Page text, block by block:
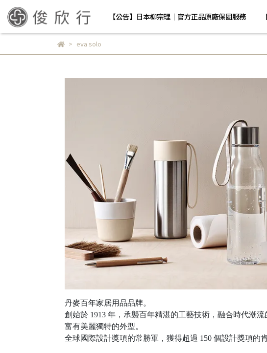
【公告】日本柳宗理｜官方正品原廠保固服務
eva solo
丹麥百年家居用品品牌。
創始於 1913 年，承襲百年精湛的工藝技術，融合時代潮
富有美麗獨特的外型。
全球國際設計獎項的常勝軍，獲得超過 150 個設計獎項的肯